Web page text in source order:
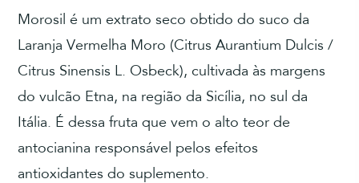
Morosil é um extrato seco obtido do suco da
Laranja Vermelha Moro (Citrus Aurantium Dulcis /
Citrus Sinensis L. Osbeck), cultivada às margens
do vulcão Etna, na região da Sicília, no sul da
Itália. É dessa fruta que vem o alto teor de
antocianina responsável pelos efeitos
antioxidantes do suplemento.